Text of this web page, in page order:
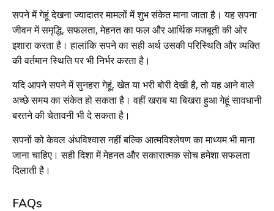
सपने में गेहूं देखना ज्यादातर मामलों में शुभ संकेत माना जाता है। यह सपना
जीवन में समृद्धि, सफलता, मेहनत का फल और आर्थिक मजबूती की ओर
इशारा करता है। हालांकि सपने का सही अर्थ उसकी परिस्थिति और व्यक्ति
की वर्तमान स्थिति पर भी निर्भर करता है।
यदि आपने सपने में सुनहरा गेहूं, खेत या भरी बोरी देखी है, तो यह आने वाले
अच्छे समय का संकेत हो सकता है। वहीं खराब या बिखरा हुआ गेहूं सावधानी
बरतने की चेतावनी भी दे सकता है।
सपनों को केवल अंधविश्वास नहीं बल्कि आत्मविश्लेषण का माध्यम भी माना
जाना चाहिए। सही दिशा में मेहनत और सकारात्मक सोच हमेशा सफलता
दिलाती है।
FAQs